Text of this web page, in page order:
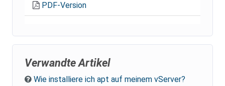
PDF-Version
Verwandte Artikel
Wie installiere ich apt auf meinem vServer?